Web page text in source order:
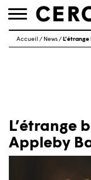
Toggle
Accueil / News/
L’étrange
Appleby